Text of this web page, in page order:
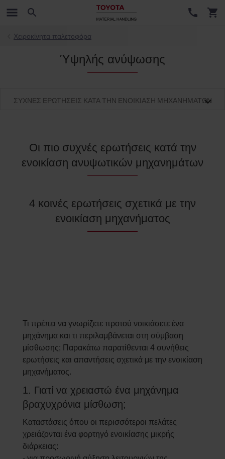
Χειροκίνητα παλετοφόρα
Ύψηλής ανύψωσης
ΣΥΧΝΈΣ ΕΡΩΤΉΣΕΙΣ ΚΑΤΆ ΤΗΝ ΕΝΟΙΚΊΑΣΗ ΜΗΧΑΝΗΜΆΤΩΝ
Οι πιο συχνές ερωτήσεις κατά την
ενοικίαση ανυψωτικών μηχανημάτων
4 κοινές ερωτήσεις σχετικά με την
ενοικίαση μηχανήματος
Τι πρέπει να γνωρίζετε προτού νοικιάσετε ένα
μηχάνημα και τι περιλαμβάνεται στη σύμβαση
μίσθωσης; Παρακάτω παρατίθενται 4 συνήθεις
ερωτήσεις και απαντήσεις σχετικά με την ενοικίαση
μηχανήματος.
1. Γιατί να χρειαστώ ένα μηχάνημα
βραχυχρόνια μίσθωση;
Καταστάσεις όπου οι περισσότεροι πελάτες
χρειάζονται ένα φορτηγό ενοικίασης μικρής
διάρκειας: